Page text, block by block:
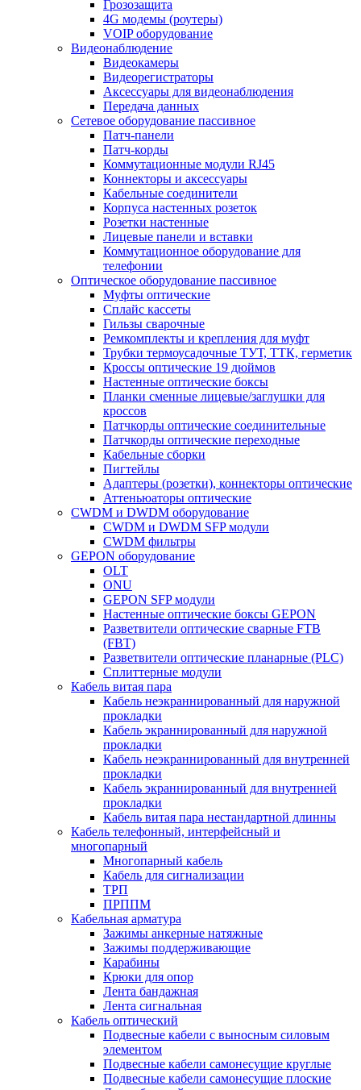
Грозозащита
4G модемы (роутеры)
VOIP оборудование
Видеонаблюдение
Видеокамеры
Видеорегистраторы
Аксессуары для видеонаблюдения
Передача данных
Сетевое оборудование пассивное
Патч-панели
Патч-корды
Коммутационные модули RJ45
Коннекторы и аксессуары
Кабельные соединители
Корпуса настенных розеток
Розетки настенные
Лицевые панели и вставки
Коммутационное оборудование для
телефонии
Оптическое оборудование пассивное
Муфты оптические
Сплайс кассеты
Гильзы сварочные
Ремкомплекты и крепления для муфт
Трубки термоусадочные ТУТ, ТТК, герметик
Кроссы оптические 19 дюймов
Настенные оптические боксы
Планки сменные лицевые/заглушки для
кроссов
Патчкорды оптические соединительные
Патчкорды оптические переходные
Кабельные сборки
Пигтейлы
Адаптеры (розетки), коннекторы оптические
Аттеньюаторы оптические
CWDM и DWDM оборудование
CWDM и DWDM SFP модули
CWDM фильтры
GEPON оборудование
OLT
ONU
GEPON SFP модули
Настенные оптические боксы GEPON
Разветвители оптические сварные FTB
(FBT)
Разветвители оптические планарные (PLC)
Сплиттерные модули
Кабель витая пара
Кабель неэкраннированный для наружной
прокладки
Кабель экраннированный для наружной
прокладки
Кабель неэкраннированный для внутренней
прокладки
Кабель экраннированный для внутренней
прокладки
Кабель витая пара нестандартной длинны
Кабель телефонный, интерфейсный и
многопарный
Многопарный кабель
Кабель для сигнализации
ТРП
ПРППМ
Кабельная арматура
Зажимы анкерные натяжные
Зажимы поддерживающие
Карабины
Крюки для опор
Лента бандажная
Лента сигнальная
Кабель оптический
Подвесные кабели с выносным силовым
элементом
Подвесные кабели самонесущие круглые
Подвесные кабели самонесущие плоские